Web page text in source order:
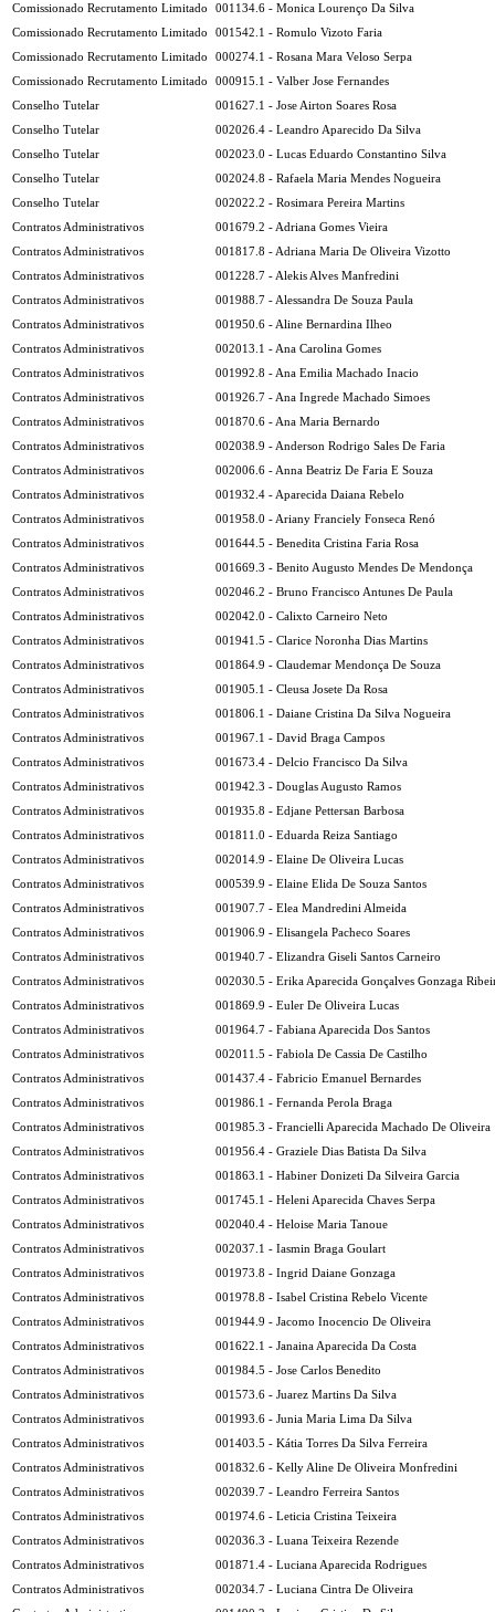
Comissionado Recrutamento Limitado
001134.6 - Monica Lourenço Da Silva
Comissionado Recrutamento Limitado
001542.1 - Romulo Vizoto Faria
Comissionado Recrutamento Limitado
000274.1 - Rosana Mara Veloso Serpa
Comissionado Recrutamento Limitado
000915.1 - Valber Jose Fernandes
Conselho Tutelar
001627.1 - Jose Airton Soares Rosa
Conselho Tutelar
002026.4 - Leandro Aparecido Da Silva
Conselho Tutelar
002023.0 - Lucas Eduardo Constantino Silva
Conselho Tutelar
002024.8 - Rafaela Maria Mendes Nogueira
Conselho Tutelar
002022.2 - Rosimara Pereira Martins
Contratos Administrativos
001679.2 - Adriana Gomes Vieira
Contratos Administrativos
001817.8 - Adriana Maria De Oliveira Vizotto
Contratos Administrativos
001228.7 - Alekis Alves Manfredini
Contratos Administrativos
001988.7 - Alessandra De Souza Paula
Contratos Administrativos
001950.6 - Aline Bernardina Ilheo
Contratos Administrativos
002013.1 - Ana Carolina Gomes
Contratos Administrativos
001992.8 - Ana Emilia Machado Inacio
Contratos Administrativos
001926.7 - Ana Ingrede Machado Simoes
Contratos Administrativos
001870.6 - Ana Maria Bernardo
Contratos Administrativos
002038.9 - Anderson Rodrigo Sales De Faria
Contratos Administrativos
002006.6 - Anna Beatriz De Faria E Souza
Contratos Administrativos
001932.4 - Aparecida Daiana Rebelo
Contratos Administrativos
001958.0 - Ariany Franciely Fonseca Renó
Contratos Administrativos
001644.5 - Benedita Cristina Faria Rosa
Contratos Administrativos
001669.3 - Benito Augusto Mendes De Mendonça
Contratos Administrativos
002046.2 - Bruno Francisco Antunes De Paula
Contratos Administrativos
002042.0 - Calixto Carneiro Neto
Contratos Administrativos
001941.5 - Clarice Noronha Dias Martins
Contratos Administrativos
001864.9 - Claudemar Mendonça De Souza
Contratos Administrativos
001905.1 - Cleusa Josete Da Rosa
Contratos Administrativos
001806.1 - Daiane Cristina Da Silva Nogueira
Contratos Administrativos
001967.1 - David Braga Campos
Contratos Administrativos
001673.4 - Delcio Francisco Da Silva
Contratos Administrativos
001942.3 - Douglas Augusto Ramos
Contratos Administrativos
001935.8 - Edjane Pettersan Barbosa
Contratos Administrativos
001811.0 - Eduarda Reiza Santiago
Contratos Administrativos
002014.9 - Elaine De Oliveira Lucas
Contratos Administrativos
000539.9 - Elaine Elida De Souza Santos
Contratos Administrativos
001907.7 - Elea Mandredini Almeida
Contratos Administrativos
001906.9 - Elisangela Pacheco Soares
Contratos Administrativos
001940.7 - Elizandra Giseli Santos Carneiro
Contratos Administrativos
002030.5 - Erika Aparecida Gonçalves Gonzaga
Contratos Administrativos
001869.9 - Euler De Oliveira Lucas
Contratos Administrativos
001964.7 - Fabiana Aparecida Dos Santos
Contratos Administrativos
002011.5 - Fabiola De Cassia De Castilho
Contratos Administrativos
001437.4 - Fabricio Emanuel Bernardes
Contratos Administrativos
001986.1 - Fernanda Perola Braga
Contratos Administrativos
001985.3 - Francielli Aparecida Machado De Oliveira
Contratos Administrativos
001956.4 - Graziele Dias Batista Da Silva
Contratos Administrativos
001863.1 - Habiner Donizeti Da Silveira Garcia
Contratos Administrativos
001745.1 - Heleni Aparecida Chaves Serpa
Contratos Administrativos
002040.4 - Heloise Maria Tanoue
Contratos Administrativos
002037.1 - Iasmin Braga Goulart
Contratos Administrativos
001973.8 - Ingrid Daiane Gonzaga
Contratos Administrativos
001978.8 - Isabel Cristina Rebelo Vicente
Contratos Administrativos
001944.9 - Jacomo Inocencio De Oliveira
Contratos Administrativos
001622.1 - Janaina Aparecida Da Costa
Contratos Administrativos
001984.5 - Jose Carlos Benedito
Contratos Administrativos
001573.6 - Juarez Martins Da Silva
Contratos Administrativos
001993.6 - Junia Maria Lima Da Silva
Contratos Administrativos
001403.5 - Kátia Torres Da Silva Ferreira
Contratos Administrativos
001832.6 - Kelly Aline De Oliveira Monfredini
Contratos Administrativos
002039.7 - Leandro Ferreira Santos
Contratos Administrativos
001974.6 - Leticia Cristina Teixeira
Contratos Administrativos
002036.3 - Luana Teixeira Rezende
Contratos Administrativos
001871.4 - Luciana Aparecida Rodrigues
Contratos Administrativos
002034.7 - Luciana Cintra De Oliveira